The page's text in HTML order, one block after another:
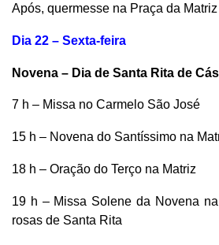
Após, quermesse na Praça da Matriz
Dia 22 – Sexta-feira
Novena – Dia de Santa Rita de
7 h – Missa no Carmelo São José
15 h – Novena do Santíssimo na
18 h – Oração do Terço na Matriz
19 h – Missa Solene da Novena
rosas de Santa Rita